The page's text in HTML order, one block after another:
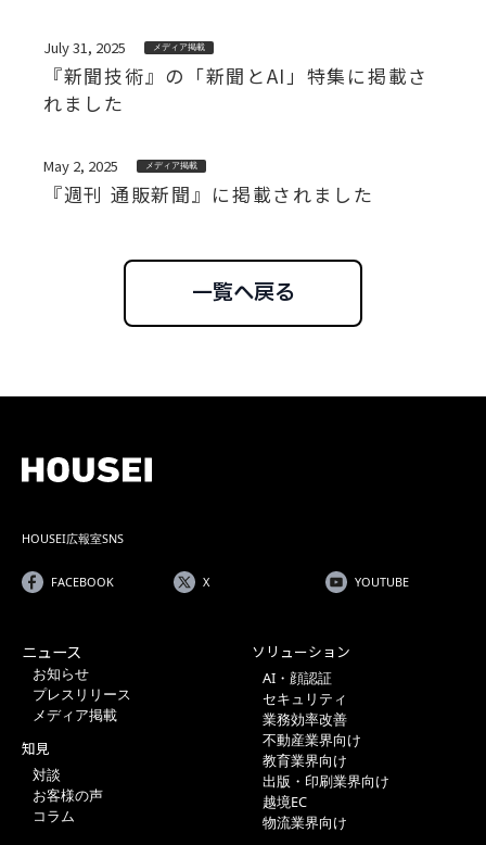
July 31, 2025 メディア掲載
『新聞技術』の「新聞とAI」特集に掲載さ
れました
May 2, 2025 メディア掲載
『週刊 通販新聞』に掲載されました
一覧へ戻る
HOUSEI広報室SNS
FACEBOOK X YOUTUBE
ニュース
お知らせ
プレスリリース
メディア掲載
知見
対談
お客様の声
コラム
ソリューション
AI・顔認証
セキュリティ
業務効率改善
不動産業界向け
教育業界向け
出版・印刷業界向け
越境EC
物流業界向け